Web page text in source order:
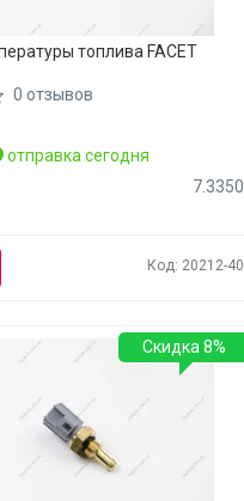
топлива FACET
0 отзывов
отправка сегодня
7.3350
Код: 20212-40
Скидка 8%